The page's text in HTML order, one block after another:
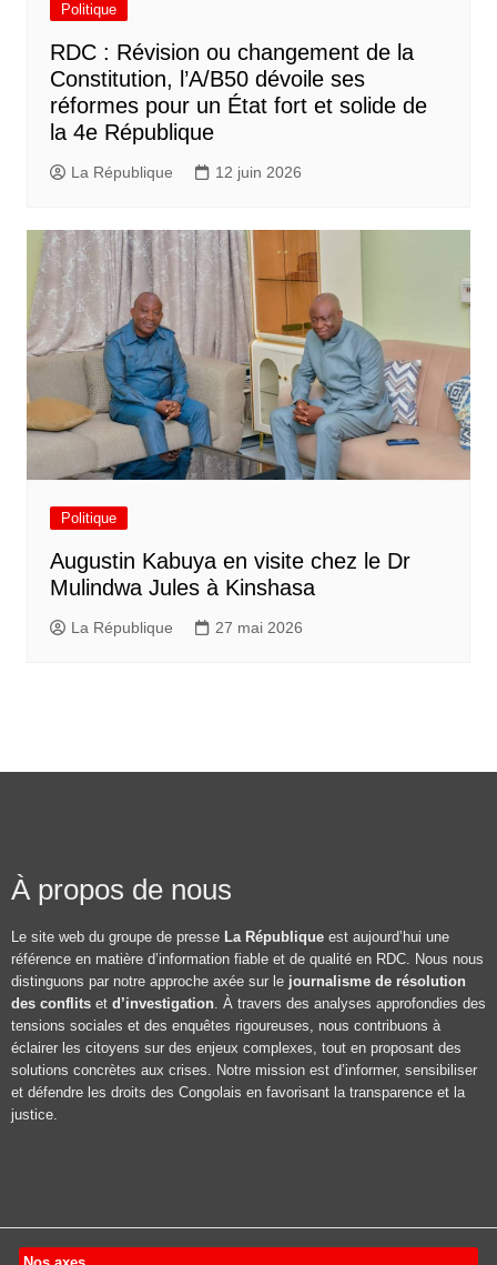
Politique
RDC : Révision ou changement de la
Constitution, l’A/B50 dévoile ses
réformes pour un État fort et solide de
la 4e République
La République 12 juin 2026
Politique
Augustin Kabuya en visite chez le Dr
Mulindwa Jules à Kinshasa
La République 27 mai 2026
À propos de nous
Le site web du groupe de presse La République est aujourd’hui une
référence en matière d’information fiable et de qualité en RDC. Nous nous
distinguons par notre approche axée sur le journalisme de résolution
des conflits et d’investigation. À travers des analyses approfondies des
tensions sociales et des enquêtes rigoureuses, nous contribuons à
éclairer les citoyens sur des enjeux complexes, tout en proposant des
solutions concrètes aux crises. Notre mission est d’informer, sensibiliser
et défendre les droits des Congolais en favorisant la transparence et la
justice.